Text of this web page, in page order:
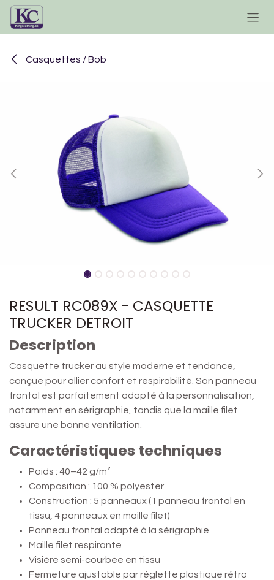
Se rendre au contenu
Casquettes / Bob
RESULT RC089X - CASQUETTE
TRUCKER DETROIT
Description
Casquette trucker au style moderne et tendance,
conçue pour allier confort et respirabilité. Son panneau
frontal est parfaitement adapté à la personnalisation,
notamment en sérigraphie, tandis que la maille filet
assure une bonne ventilation.
Caractéristiques techniques
Poids : 40–42 g/m²
Composition : 100 % polyester
Construction : 5 panneaux (1 panneau frontal en
tissu, 4 panneaux en maille filet)
Panneau frontal adapté à la sérigraphie
Maille filet respirante
Visière semi-courbée en tissu
Fermeture ajustable par réglette plastique rétro